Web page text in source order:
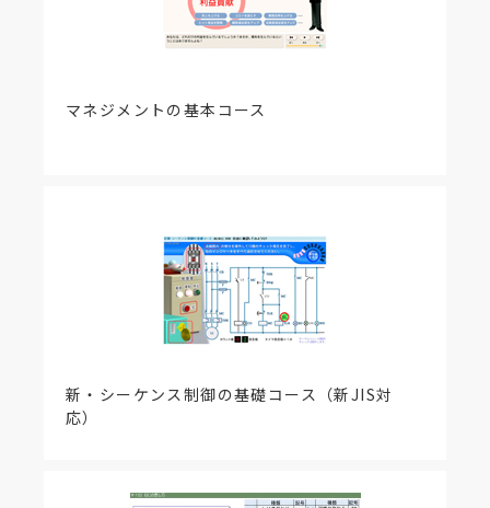
マネジメントの基本コース
新・シーケンス制御の基礎コース（新JIS対
応）